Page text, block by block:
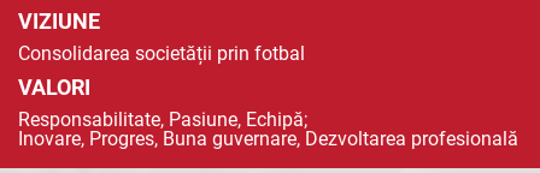
VIZIUNE
Consolidarea societății prin fotbal
VALORI
Responsabilitate, Pasiune, Echipă;
Inovare, Progres, Buna guvernare, Dezvoltarea profesională